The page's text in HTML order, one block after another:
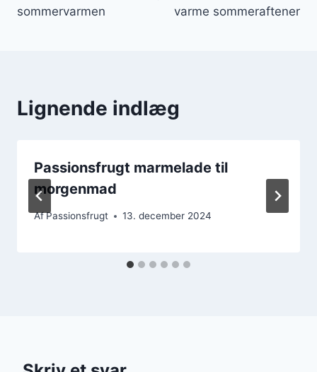
sommervarmen
varme sommeraftener
Lignende indlæg
Passionsfrugt marmelade til
morgenmad
AfPassionsfrugt 13. december 2024